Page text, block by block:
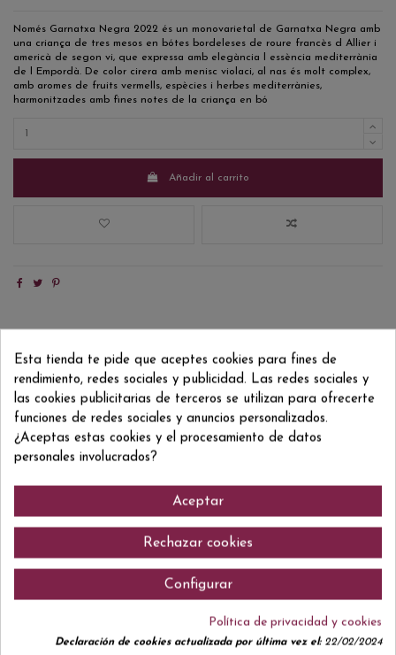
Només Garnatxa Negra 2022 és un monovarietal de Garnatxa Negra amb
una criança de tres mesos en bótes bordeleses de roure francès d Allier i
americà de segon vi, que expressa amb elegància l essència mediterrània
de l Empordà. De color cirera amb menisc violaci, al nas és molt complex,
amb aromes de fruits vermells, espècies i herbes mediterrànies,
harmonitzades amb fines notes de la criança en bó
Añadir al carrito
Detalles del producto
Reviews(0)
Formato/Format 75 CL
ean13 8410743043554
No hay reseñas de clientes en este momento.
Esta tienda te pide que aceptes cookies para fines de
rendimiento, redes sociales y publicidad. Las redes sociales y
las cookies publicitarias de terceros se utilizan para ofrecerte
funciones de redes sociales y anuncios personalizados.
¿Aceptas estas cookies y el procesamiento de datos
personales involucrados?
Aceptar
Rechazar cookies
Configurar
Política de privacidad y cookies
Declaración de cookies actualizada por última vez el:22/02/2024